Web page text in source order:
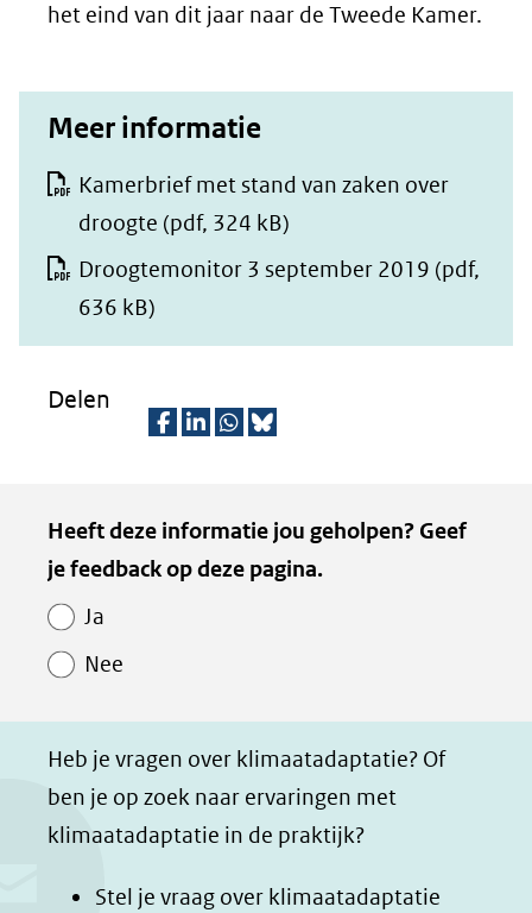
het eind van dit jaar naar de Tweede Kamer.
Meer informatie
Kamerbrief met stand van zaken over
droogte (pdf, 324 kB)
Droogtemonitor 3 september 2019 (pdf,
636 kB)
Delen
l
e
a
b
o
l
e
i
d
l
e
h
t
a
z
e
n
d
l
Kopie
van
Paginawaardering
Heeft deze informatie jou geholpen? Geef
je feedback op deze pagina.
Ja
Nee
Heb je vragen over klimaatadaptatie? Of
ben je op zoek naar ervaringen met
klimaatadaptatie in de praktijk?
Stel je vraag over klimaatadaptatie